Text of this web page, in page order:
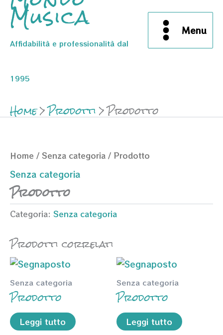
Musica
Affidabilità e professionalità dal
1995
Menu
Home Prodotti Prodotto
Home / Senza categoria / Prodotto
Senza categoria
Prodotto
Categoria: Senza categoria
Prodotti correlati
Senza categoria
Prodotto
Leggi tutto
Senza categoria
Prodotto
Leggi tutto